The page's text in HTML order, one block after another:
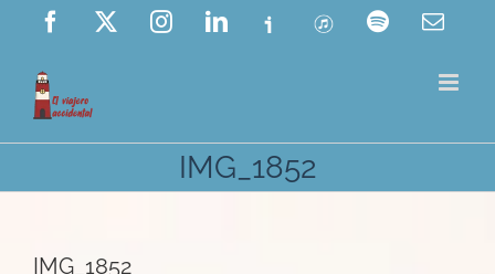
Saltar
contenido
Facebook InstagramLinkedIn
Ivoox ITunes Spotify
IMG_1852
IMG_1852